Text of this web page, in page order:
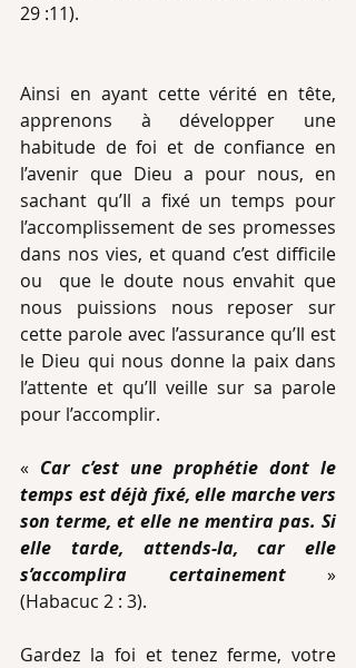
29 :11).
Ainsi en ayant cette vérité en tête,
apprenons à développer une
habitude de foi et de confiance en
l’avenir que Dieu a pour nous, en
sachant qu’Il a fixé un temps pour
l’accomplissement de ses promesses
dans nos vies, et quand c’est difficile
ou  que le doute nous envahit que
nous puissions nous reposer sur
cette parole avec l’assurance qu’Il est
le Dieu qui nous donne la paix dans
l’attente et qu’Il veille sur sa parole
pour l’accomplir.
« Car c’est une prophétie dont le
temps est déjà fixé, elle marche vers
son terme, et elle ne mentira pas. Si
elle tarde, attends-la, car elle
s’accomplira certainement »
(Habacuc 2 : 3).
Gardez la foi et tenez ferme, votre